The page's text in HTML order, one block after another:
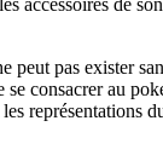
peut pas exister
consacrer au
représentations